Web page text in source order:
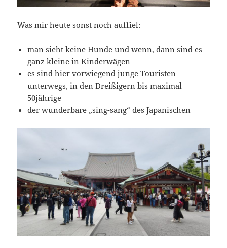
Was mir heute sonst noch auffiel:
man sieht keine Hunde und wenn, dann sind es
ganz kleine in Kinderwägen
es sind hier vorwiegend junge Touristen
unterwegs, in den Dreißigern bis maximal
50jährige
der wunderbare „sing-sang“ des Japanischen